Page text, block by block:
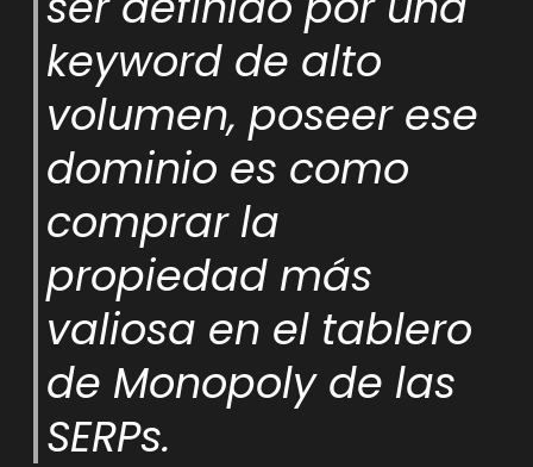
keyword de alto
volumen, poseer ese
dominio es como
comprar la
propiedad más
valiosa en el tablero
de Monopoly de las
SERPs.